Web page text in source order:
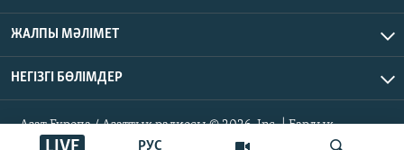
РУС
ЖАЛПЫ МӘЛІМЕТ
НЕГІЗГІ БӨЛІМДЕР
Азат Еуропа / Азаттық радиосы © 2026, Inc. | Барлық
құқықтары қорғалған